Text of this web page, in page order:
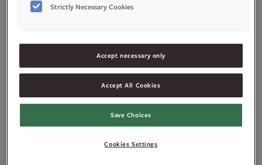
Idun Vaniljesukker
Vaniljeessens)
Strictly Necessary Cookies
Accept necessary only
Accept All Cookies
Save Choices
Cookies Settings